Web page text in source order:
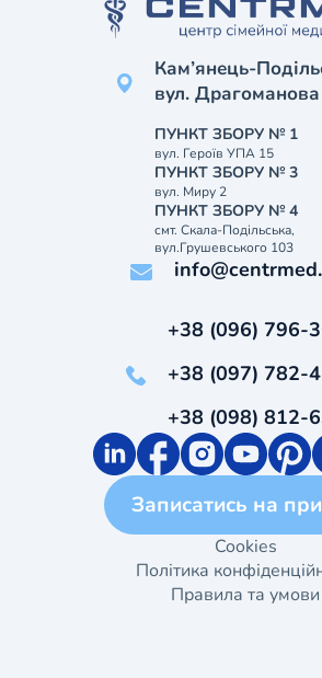
Кам’янець-
вул.
ПУНКТ ЗБОРУ № 1
вул. Героїв УПА 15
ПУНКТ ЗБОРУ № 3
вул. Миру 2
ПУНКТ ЗБОРУ № 4
смт. Скала-Подільська,
вул.Грушевського 103
+38 (096) 796-
+38 (097) 782-
+38 (098) 812-
Записатись на
Cookies
Політика
Правила та умови